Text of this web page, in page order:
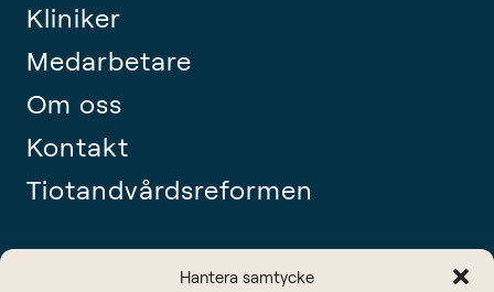
Hantera samtycke
Kliniker
Medarbetare
Om oss
Kontakt
Tiotandvårdsreformen